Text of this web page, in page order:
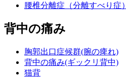
腰椎分離症（分離すべり症）
背中の痛み
胸郭出口症候群(腕の痺れ)
背中の痛み(ギックリ背中)
猫背